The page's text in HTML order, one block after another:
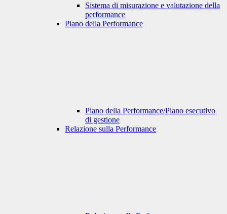
Sistema di misurazione e valutazione della
performance
Piano della Performance
Piano della Performance/Piano esecutivo
di gestione
Relazione sulla Performance